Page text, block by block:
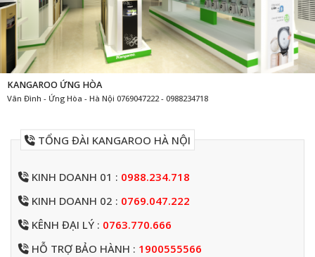
KANGAROO ỨNG HÒA
Vân Đình - Ứng Hòa - Hà Nội 0769047222 - 0988234718
TỔNG ĐÀI KANGAROO HÀ NỘI
KINH DOANH 01 : 0988.234.718
KINH DOANH 02 : 0769.047.222
KÊNH ĐẠI LÝ : 0763.770.666
HỖ TRỢ BẢO HÀNH : 1900555566